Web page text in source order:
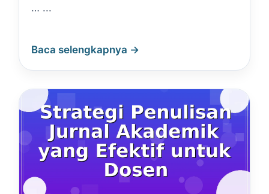
… ...
Baca selengkapnya →